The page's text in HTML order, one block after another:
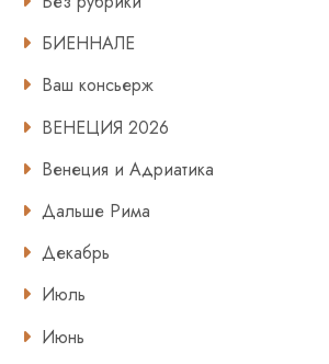
БИЕННАЛЕ
Ваш консьерж
ВЕНЕЦИЯ 2026
Венеция и Адриатика
Дальше Рима
Декабрь
Июль
Июнь